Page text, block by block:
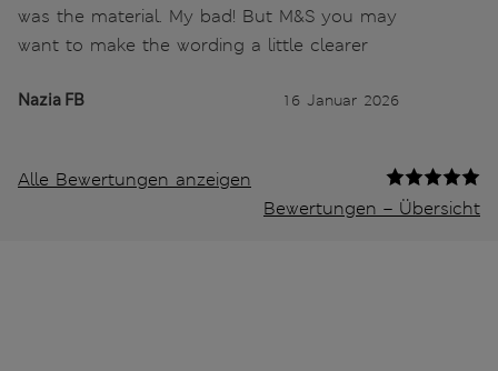
was the material. My bad! But M&S you may
want to make the wording a little clearer
Nazia FB 16 Januar 2026
Alle Bewertungen anzeigen
Bewertungen – Übersicht